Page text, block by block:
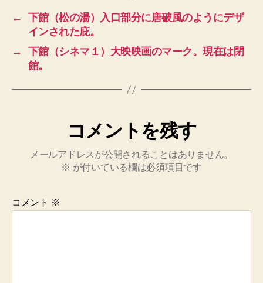
←
下館（松の湯）入口部分に唐破風のようにデザ
インされた庇。
→
下館（シネマ１）大映映画のマーク。現在は閉
館。
コメントを残す
メールアドレスが公開されることはありません。
※ が付いている欄は必須項目です
コメント ※